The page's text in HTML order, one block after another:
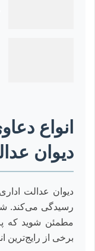
انواع
دیوان
دیوان عدالت
رسیدگی می‌کند.
مطمئن شوید که
برخی از رایج‌ترین